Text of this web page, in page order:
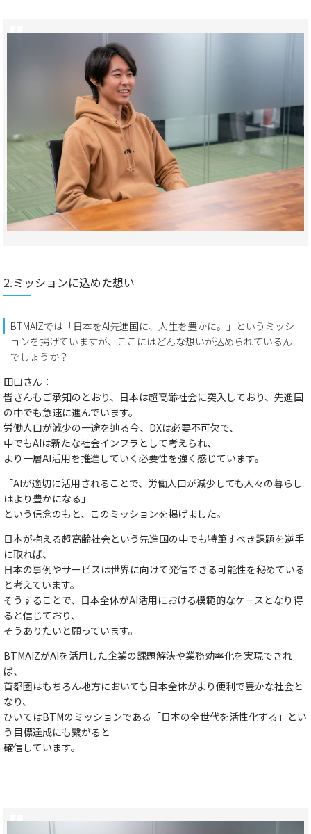
2.ミッションに込めた想い
BTMAIZでは「日本をAI先進国に、人生を豊かに。」というミッシ
ョンを掲げていますが、ここにはどんな想いが込められているん
でしょうか？
田口さん：
皆さんもご承知のとおり、日本は超高齢社会に突入しており、先進国
の中でも急速に進んでいます。
労働人口が減少の一途を辿る今、DXは必要不可欠で、
中でもAIは新たな社会インフラとして考えられ、
より一層AI活用を推進していく必要性を強く感じています。
「AIが適切に活用されることで、労働人口が減少しても人々の暮らし
はより豊かになる」
という信念のもと、このミッションを掲げました。
日本が抱える超高齢社会という先進国の中でも特筆すべき課題を逆手
に取れば、
日本の事例やサービスは世界に向けて発信できる可能性を秘めている
と考えています。
そうすることで、日本全体がAI活用における模範的なケースとなり得
ると信じており、
そうありたいと願っています。
BTMAIZがAIを活用した企業の課題解決や業務効率化を実現できれ
ば、
首都圏はもちろん地方においても日本全体がより便利で豊かな社会と
なり、
ひいてはBTMのミッションである「日本の全世代を活性化する」とい
う目標達成にも繋がると
確信しています。